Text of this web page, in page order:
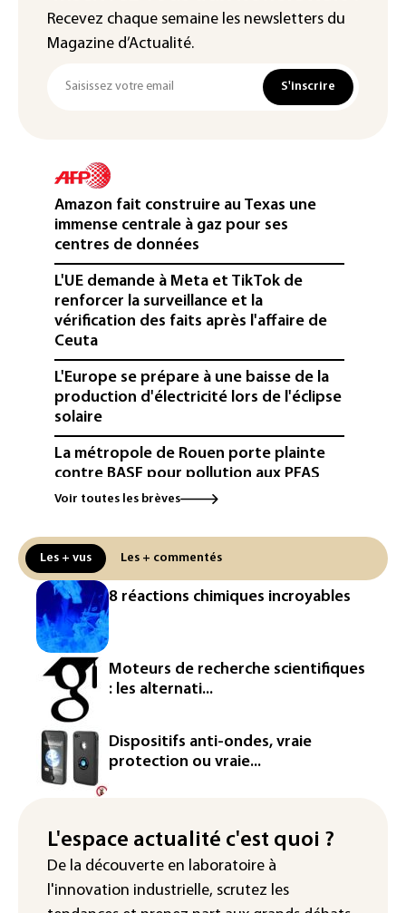
Recevez chaque semaine les newsletters du
Magazine d’Actualité.
S'inscrire
Amazon fait construire au Texas une
immense centrale à gaz pour ses
centres de données
L'UE demande à Meta et TikTok de
renforcer la surveillance et la
vérification des faits après l'affaire de
Ceuta
L'Europe se prépare à une baisse de la
production d'électricité lors de l'éclipse
solaire
La métropole de Rouen porte plainte
contre BASF pour pollution aux PFAS
Canicule: à l'arrêt depuis fin juillet, la
réseau
Véhicules de livraison autonomes: la
France ouvre la voie à leur
homologation
Iris³: Eutelsat investira 3,4 milliards
d'euros dans la future constellation
européenne
Le magazine VSD racheté par
l'entrepreneur Vianney d'Alançon
La production française de maïs
"Retour en force" progressif de la
chaleur dans les prochains jours en
France
Voir toutes les brèves
Les + vus Les + commentés
8 réactions chimiques incroyables
Moteurs de recherche scientifiques
: les alternati...
Dispositifs anti-ondes, vraie
protection ou vraie...
L'espace actualité c'est quoi ?
De la découverte en laboratoire à
l'innovation industrielle, scrutez les